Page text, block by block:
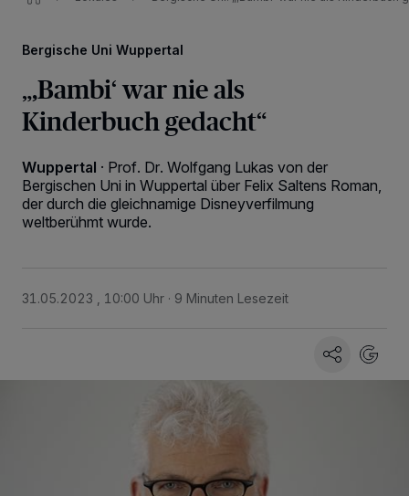
Bergische Uni Wuppertal
„,Bambi‘ war nie als
Kinderbuch gedacht“
Wuppertal · Prof. Dr. Wolfgang Lukas von der
Bergischen Uni in Wuppertal über Felix Saltens Roman,
der durch die gleichnamige Disneyverfilmung
weltberühmt wurde.
31.05.2023 , 10:00 Uhr 9 Minuten Lesezeit